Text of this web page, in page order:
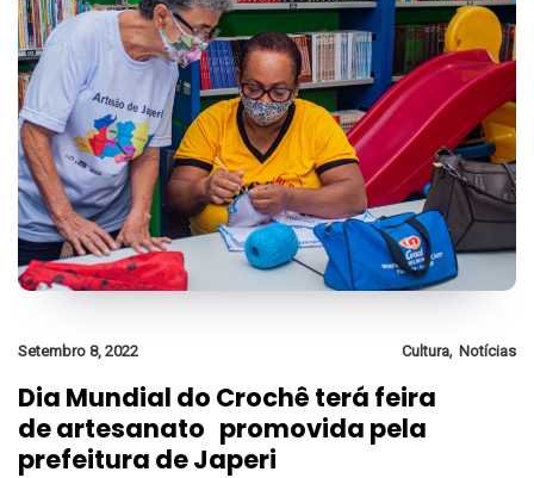
Setembro 8, 2022 Cultura, Notícias
Dia Mundial do Crochê terá feira
de artesanato promovida pela
prefeitura de Japeri